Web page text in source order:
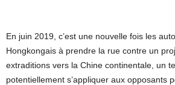
En juin 2019, c’est une nouvelle fois les
Hongkongais à prendre la rue contre un
extraditions vers la Chine continentale, un
potentiellement s’appliquer aux opposants